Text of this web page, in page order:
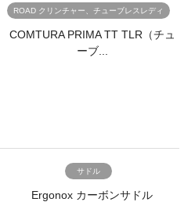
ROAD クリンチャー、チューブレスレディ
COMTURA PRIMA TT TLR（チュ
ーブ...
サドル
Ergonox カーボンサドル